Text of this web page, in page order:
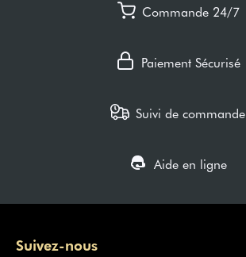
Commande 24/7
Paiement Sécurisé
Suivi de commande
Aide en ligne
Suivez-nous